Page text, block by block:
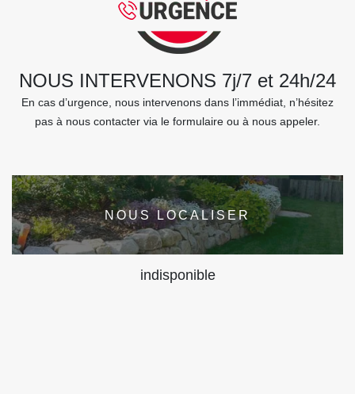
NOUS INTERVENONS 7j/7 et 24h/24
En cas d’urgence, nous intervenons dans l’immédiat, n’hésitez
pas à nous contacter via le formulaire ou à nous appeler.
NOUS LOCALISER
indisponible